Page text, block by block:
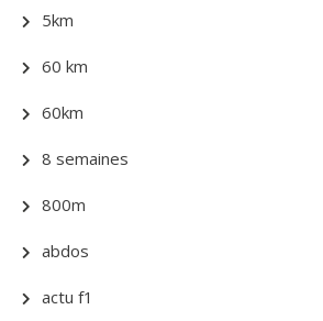
5km
60 km
60km
8 semaines
800m
abdos
actu f1